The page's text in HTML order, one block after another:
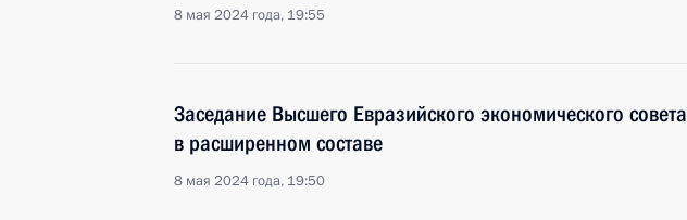
8 мая 2024 года, 19:55
Заседание Высшего Евразийского экономического совета
в расширенном составе
8 мая 2024 года, 19:50